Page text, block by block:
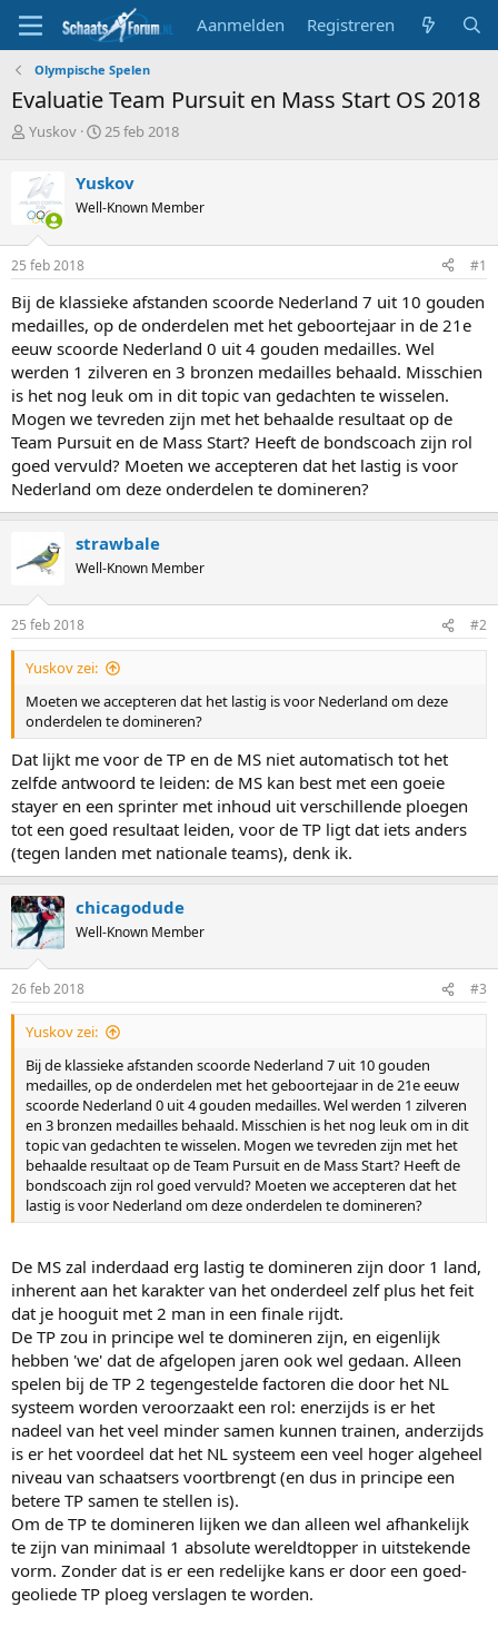
Aanmelden Registreren
Olympische Spelen
Evaluatie Team Pursuit en Mass Start OS 2018
T
i
c
s
t
a
t
e
r
Yuskov
S
r
t
a
m
25 feb 2018
Yuskov
Well-Known Member
25 feb 2018 #1
Bij de klassieke afstanden scoorde Nederland 7 uit 10 gouden
medailles, op de onderdelen met het geboortejaar in de 21e
eeuw scoorde Nederland 0 uit 4 gouden medailles. Wel
werden 1 zilveren en 3 bronzen medailles behaald. Misschien
is het nog leuk om in dit topic van gedachten te wisselen.
Mogen we tevreden zijn met het behaalde resultaat op de
Team Pursuit en de Mass Start? Heeft de bondscoach zijn rol
goed vervuld? Moeten we accepteren dat het lastig is voor
Nederland om deze onderdelen te domineren?
strawbale
Well-Known Member
25 feb 2018 #2
Yuskov zei:
Moeten we accepteren dat het lastig is voor Nederland om deze
onderdelen te domineren?
Dat lijkt me voor de TP en de MS niet automatisch tot het
zelfde antwoord te leiden: de MS kan best met een goeie
stayer en een sprinter met inhoud uit verschillende ploegen
tot een goed resultaat leiden, voor de TP ligt dat iets anders
(tegen landen met nationale teams), denk ik.
chicagodude
Well-Known Member
26 feb 2018 #3
Yuskov zei:
Bij de klassieke afstanden scoorde Nederland 7 uit 10 gouden
medailles, op de onderdelen met het geboortejaar in de 21e eeuw
scoorde Nederland 0 uit 4 gouden medailles. Wel werden 1 zilveren
en 3 bronzen medailles behaald. Misschien is het nog leuk om in dit
topic van gedachten te wisselen. Mogen we tevreden zijn met het
behaalde resultaat op de Team Pursuit en de Mass Start? Heeft de
bondscoach zijn rol goed vervuld? Moeten we accepteren dat het
lastig is voor Nederland om deze onderdelen te domineren?
De MS zal inderdaad erg lastig te domineren zijn door 1 land,
inherent aan het karakter van het onderdeel zelf plus het feit
dat je hooguit met 2 man in een finale rijdt.
De TP zou in principe wel te domineren zijn, en eigenlijk
hebben 'we' dat de afgelopen jaren ook wel gedaan. Alleen
spelen bij de TP 2 tegengestelde factoren die door het NL
systeem worden veroorzaakt een rol: enerzijds is er het
nadeel van het veel minder samen kunnen trainen, anderzijds
is er het voordeel dat het NL systeem een veel hoger algeheel
niveau van schaatsers voortbrengt (en dus in principe een
betere TP samen te stellen is).
Om de TP te domineren lijken we dan alleen wel afhankelijk
te zijn van minimaal 1 absolute wereldtopper in uitstekende
vorm. Zonder dat is er een redelijke kans er door een goed-
geoliede TP ploeg verslagen te worden.